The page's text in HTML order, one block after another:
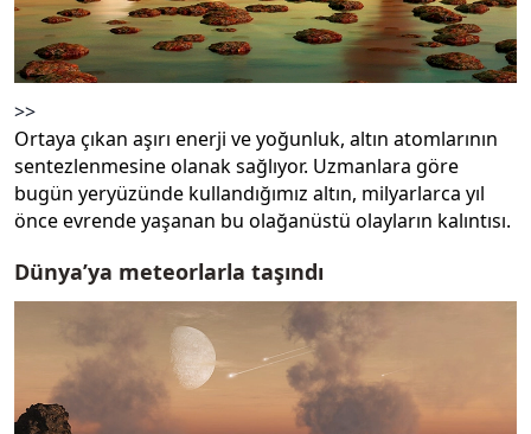
>>
Ortaya çıkan aşırı enerji ve yoğunluk, altın atomlarının
sentezlenmesine olanak sağlıyor. Uzmanlara göre
bugün yeryüzünde kullandığımız altın, milyarlarca yıl
önce evrende yaşanan bu olağanüstü olayların kalıntısı.
Dünya’ya meteorlarla taşındı